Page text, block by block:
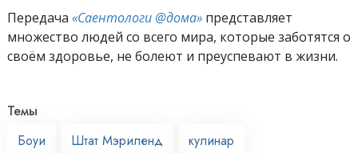
Передача «Саентологи @дома» представляет
множество людей со всего мира, которые заботятся о
своём здоровье, не болеют и преуспевают в жизни.
Темы
Боуи
Штат Мэриленд кулинар